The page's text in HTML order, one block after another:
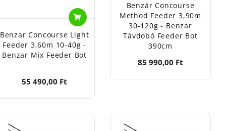
Benzar Concourse Light
Feeder 3,60m 10-40g -
Benzar Mix Feeder Bot
55 490,00 Ft
Benzár Concourse
Method Feeder 3,90m
30-120g - Benzar
Távdobó Feeder Bot
390cm
85 990,00 Ft